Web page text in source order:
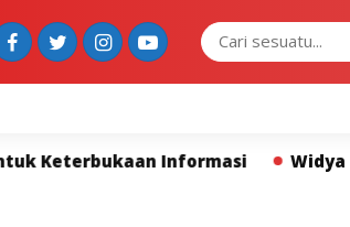
Widya Navies: Polda Sumbar